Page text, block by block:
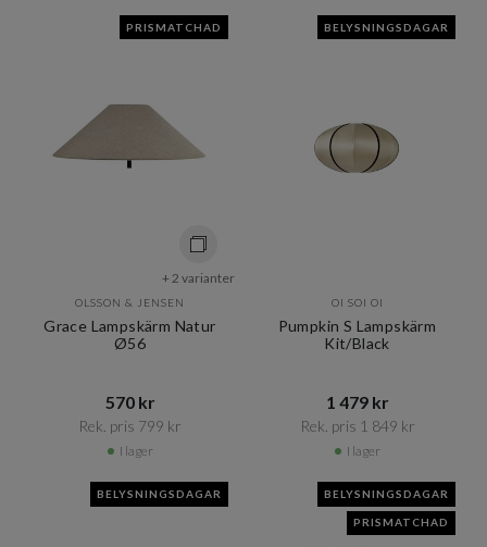
PRISMATCHAD
+ 2 varianter
OLSSON & JENSEN
Grace Lampskärm Natur
Ø56
570 kr​​
Rek. pris 799 kr​​
I lager
BELYSNINGSDAGAR
OI SOI OI
Pumpkin S Lampskärm
Kit/Black
1 479 kr​​
Rek. pris 1 849 kr​​
I lager
BELYSNINGSDAGAR BELYSNINGSDAGAR
PRISMATCHAD